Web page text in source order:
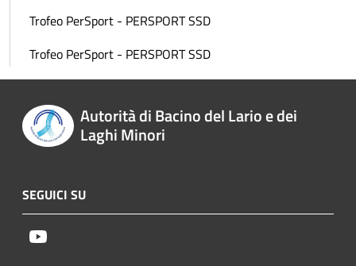
Trofeo PerSport - PERSPORT SSD
Trofeo PerSport - PERSPORT SSD
Autorità di Bacino del Lario e dei
Laghi Minori
SEGUICI SU